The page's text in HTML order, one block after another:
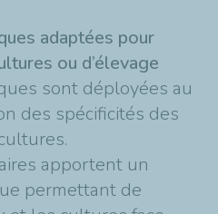
adaptées pour
ou d’élevage
sont déployées au
des spécificités des
apportent un
permettant de